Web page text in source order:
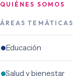
QUIÉNES SOMOS
ÁREAS TEMÁTICAS
Educación
Salud y bienestar